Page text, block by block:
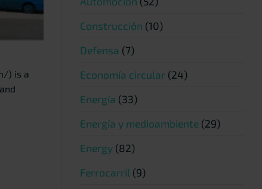
) is a
Construcción (10)
Defensa (7)
Economía circular (24)
Energía (33)
Energía y medioambiente (29)
Energy (82)
Ferrocarril (9)